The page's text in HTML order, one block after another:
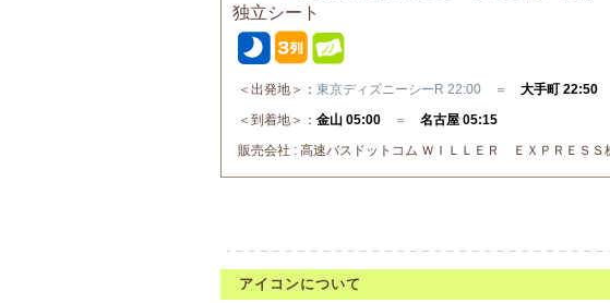
独立シート
＜出発地＞： 東京ディズニーシーR 22:00 ＝ 大手町 22:50
＜到着地＞： 金山 05:00 ＝ 名古屋 05:15
販売会社 : 高速バスドットコム ＷＩＬＬＥＲ ＥＸＰＲＥＳＳ
アイコンについて